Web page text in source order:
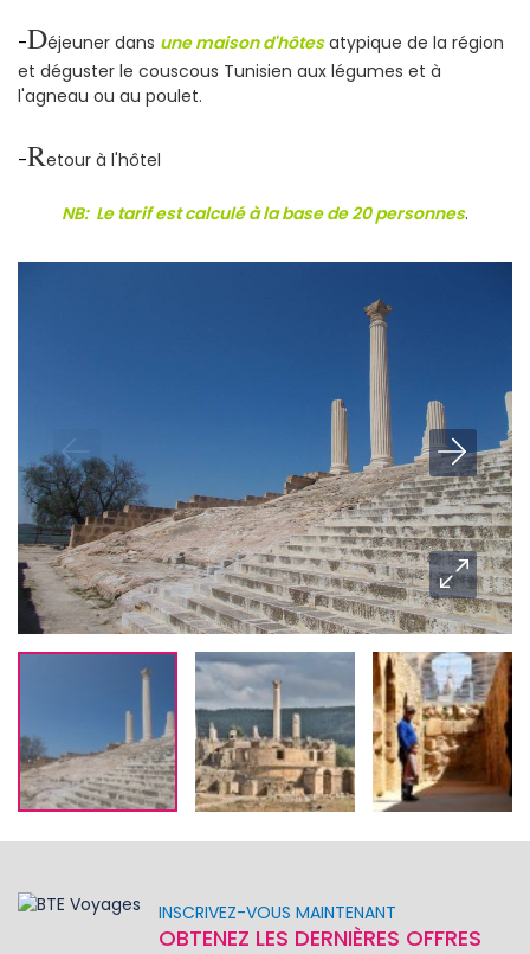
-Déjeuner dans une maison d'hôtesatypique de la région
et déguster le couscous Tunisien aux légumes et à
l'agneau ou au poulet.
-Retour à l'hôtel
NB: Le tarif est calculé à la base de 20 personnes.
INSCRIVEZ-VOUS MAINTENANT
OBTENEZ LES DERNIÈRES OFFRES